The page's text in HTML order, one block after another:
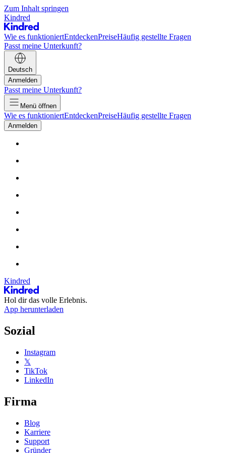
Zum Inhalt springen
Kindred
Wie es funktioniertEntdeckenPreiseHäufig gestellte Fragen
Passt meine Unterkunft?
Deutsch
Anmelden
Passt meine Unterkunft?
Menü öffnen
Wie es funktioniertEntdeckenPreiseHäufig gestellte Fragen
Anmelden
Kindred
Hol dir das volle Erlebnis.
App herunterladen
Sozial
Instagram
𝕏
TikTok
LinkedIn
Firma
Blog
Karriere
Support
Gründer